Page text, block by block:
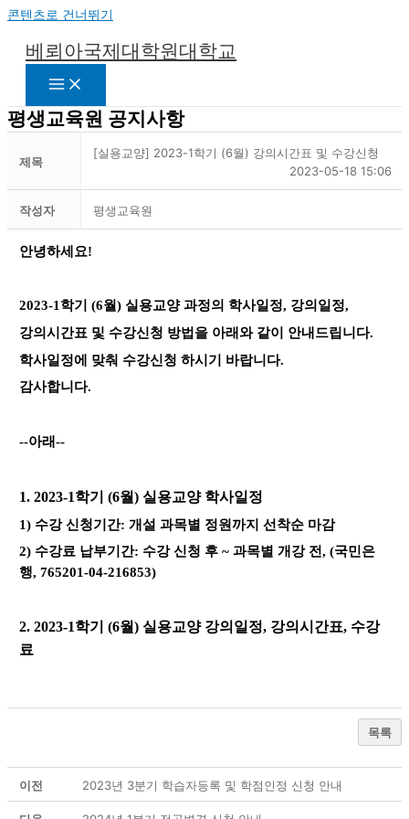
콘텐츠로 건너뛰기
베뢰아국제대학원대학교
평생교육원 공지사항
제목
[실용교양] 2023-1학기 (6월) 강의시간표 및 수강신청
2023-05-18 15:06
작성자 평생교육원
안녕하세요!
2023-1학기 (6월) 실용교양 과정의 학사일정, 강의일정,
강의시간표 및 수강신청 방법을 아래와 같이 안내드립니다.
학사일정에 맞춰 수강신청 하시기 바랍니다.
감사합니다.
--아래--
1.​ 2023-1학기 (6월) 실용교양 학사일정
1) 수강 신청기간: 개설 과목별 정원까지 선착순 마감
2) 수강료 납부기간: 수강 신청 후 ~ 과목별 개강 전, (국민은
행, 765201-04-216853)
2. 2023-1학기 (6월) 실용교양 강의일정, 강의시간표, 수강
료
목록
이전 2023년 3분기 학습자등록 및 학점인정 신청 안내